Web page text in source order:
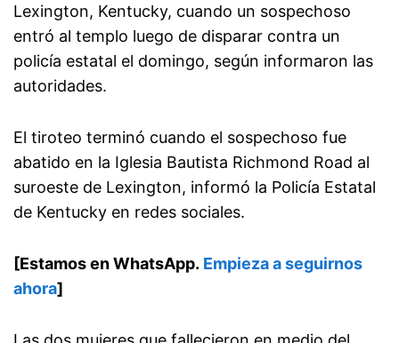
Lexington, Kentucky, cuando un sospechoso
entró al templo luego de disparar contra un
policía estatal el domingo, según informaron las
autoridades.
El tiroteo terminó cuando el sospechoso fue
abatido en la Iglesia Bautista Richmond Road al
suroeste de Lexington, informó la Policía Estatal
de Kentucky en redes sociales.
[Estamos en WhatsApp. Empieza a seguirnos
ahora]